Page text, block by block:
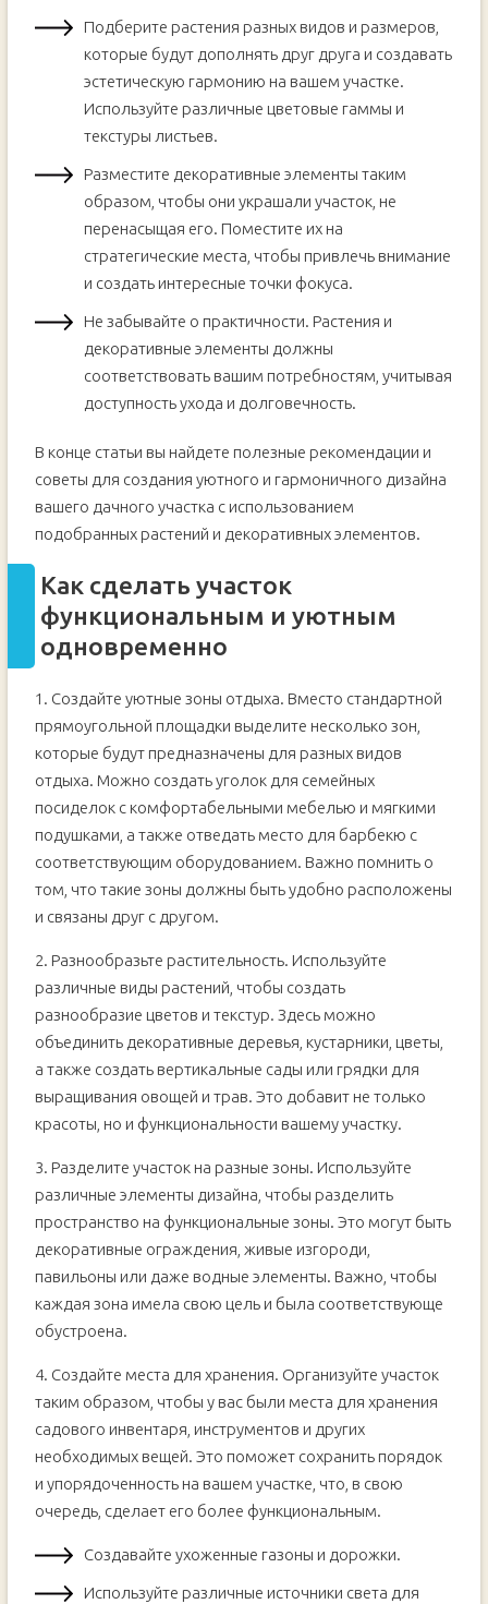
Подберите растения разных видов и размеров,
которые будут дополнять друг друга и создавать
эстетическую гармонию на вашем участке.
Используйте различные цветовые гаммы и
текстуры листьев.
Разместите декоративные элементы таким
образом, чтобы они украшали участок, не
перенасыщая его. Поместите их на
стратегические места, чтобы привлечь внимание
и создать интересные точки фокуса.
Не забывайте о практичности. Растения и
декоративные элементы должны
соответствовать вашим потребностям, учитывая
доступность ухода и долговечность.
В конце статьи вы найдете полезные рекомендации и
советы для создания уютного и гармоничного дизайна
вашего дачного участка с использованием
подобранных растений и декоративных элементов.
Как сделать участок
функциональным и уютным
одновременно
1. Создайте уютные зоны отдыха. Вместо стандартной
прямоугольной площадки выделите несколько зон,
которые будут предназначены для разных видов
отдыха. Можно создать уголок для семейных
посиделок с комфортабельными мебелью и мягкими
подушками, а также отведать место для барбекю с
соответствующим оборудованием. Важно помнить о
том, что такие зоны должны быть удобно расположены
и связаны друг с другом.
2. Разнообразьте растительность. Используйте
различные виды растений, чтобы создать
разнообразие цветов и текстур. Здесь можно
объединить декоративные деревья, кустарники, цветы,
а также создать вертикальные сады или грядки для
выращивания овощей и трав. Это добавит не только
красоты, но и функциональности вашему участку.
3. Разделите участок на разные зоны. Используйте
различные элементы дизайна, чтобы разделить
пространство на функциональные зоны. Это могут быть
декоративные ограждения, живые изгороди,
павильоны или даже водные элементы. Важно, чтобы
каждая зона имела свою цель и была соответствующе
обустроена.
4. Создайте места для хранения. Организуйте участок
таким образом, чтобы у вас были места для хранения
садового инвентаря, инструментов и других
необходимых вещей. Это поможет сохранить порядок
и упорядоченность на вашем участке, что, в свою
очередь, сделает его более функциональным.
Создавайте ухоженные газоны и дорожки.
Используйте различные источники света для